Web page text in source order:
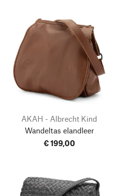
AKAH - Albrecht Kind
Wandeltas elandleer
€ 199,00